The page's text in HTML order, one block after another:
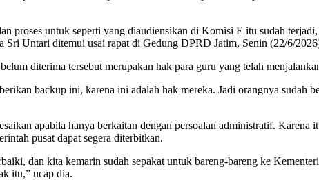
proses untuk seperti yang diaudiensikan di Komisi E itu sudah
Sri Untari ditemui usai rapat di Gedung DPRD Jatim, Senin (22/6/
diterima tersebut merupakan hak para guru yang telah
backup ini, karena ini adalah hak mereka. Jadi orangnya sudah
apabila hanya berkaitan dengan persoalan administratif.
pusat dapat segera diterbitkan.
dan kita kemarin sudah sepakat untuk bareng-bareng ke
itu,” ucap dia.